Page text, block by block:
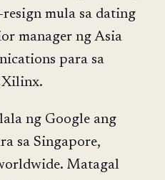
mula sa dating
manager ng Asia
para sa
Xilinx.
ng Google ang
sa Singapore,
Matagal